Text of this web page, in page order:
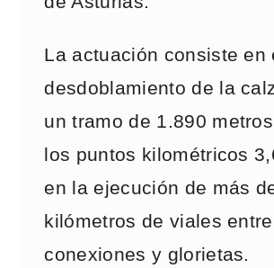
La actuación consiste en
desdoblamiento de la
un tramo de 1.890
los puntos kilométricos
en la ejecución de más
kilómetros de viales
conexiones y glorietas.